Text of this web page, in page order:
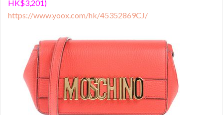
HK$3,201)
https://www.yoox.com/hk/45352869CJ/